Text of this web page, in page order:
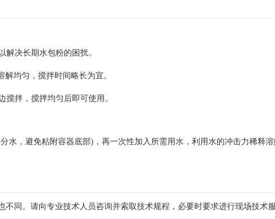
解决长期水包粉的困扰。
均匀，搅拌时间略长为宜。
拌，搅拌均匀后即可使用。
水，避免粘附容器底部)，再一次性加入所需用水，利用水的冲击力稀释
同。请向专业技术人员咨询并索取技术规程，必要时要求进行现场技术服